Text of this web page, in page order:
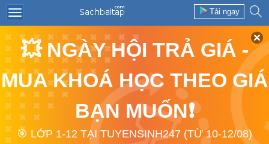
Tải ngay
💥 NGÀY HỘI TRẢ GIÁ -
MUA KHOÁ HỌC THEO GIÁ
BẠN MUỐN❗
🎯 LỚP 1-12 TẠI TUYENSINH247 (TỪ 10-12/08)